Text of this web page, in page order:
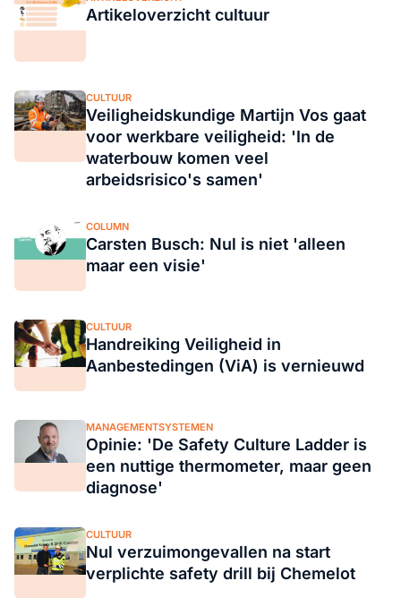
Artikeloverzicht cultuur
CULTUUR
Veiligheidskundige Martijn Vos gaat
voor werkbare veiligheid: 'In de
waterbouw komen veel
arbeidsrisico's samen'
COLUMN
Carsten Busch: Nul is niet 'alleen
maar een visie'
CULTUUR
Handreiking Veiligheid in
Aanbestedingen (ViA) is vernieuwd
MANAGEMENTSYSTEMEN
Opinie: 'De Safety Culture Ladder is
een nuttige thermometer, maar geen
diagnose'
CULTUUR
Nul verzuimongevallen na start
verplichte safety drill bij Chemelot